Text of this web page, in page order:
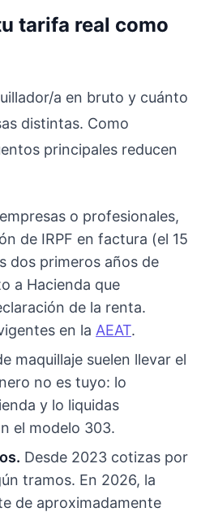
tarifa real como
a en bruto y cuánto
distintas. Como
principales reducen
o profesionales,
de IRPF en factura (el 15
dos primeros años de
a Hacienda que
de la renta.
en la AEAT.
maquillaje suelen llevar el
no es tuyo: lo
y lo liquidas
el modelo 303.
Desde 2023 cotizas por
tramos. En 2026, la
de aproximadamente